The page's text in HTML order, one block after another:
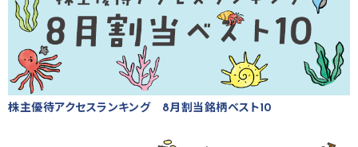
株主優待アクセスランキング 8月割当銘柄ベスト10